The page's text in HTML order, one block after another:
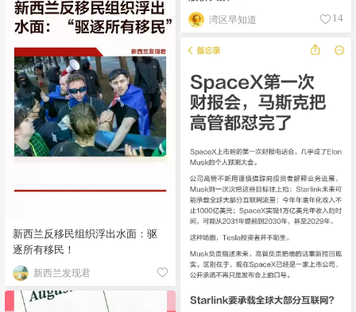
湾区早知道 14
新西兰反移民组织浮出水面：驱
逐所有移民！
新西兰发现君